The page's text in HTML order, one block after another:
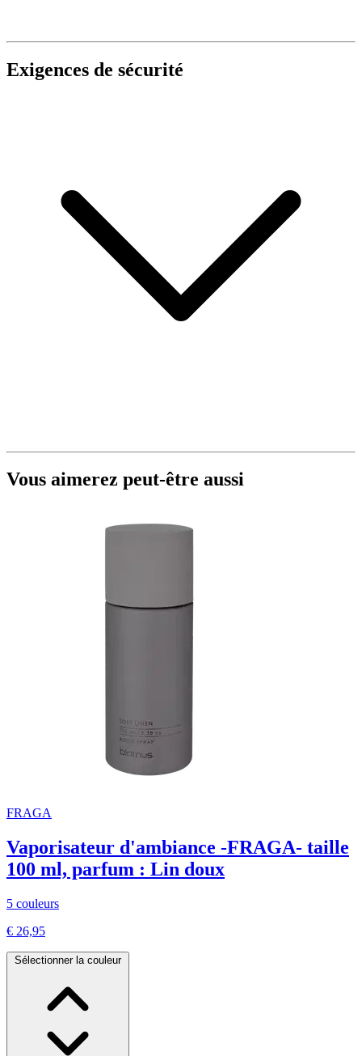
Exigences de sécurité
Vous aimerez peut-être aussi
FRAGA
Vaporisateur d'ambiance -FRAGA- taille
100 ml, parfum : Lin doux
5 couleurs
€ 26,95
Sélectionner la couleur